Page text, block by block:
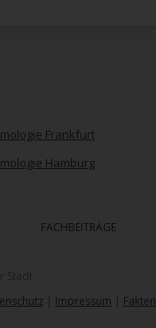
Frankfurt
Hamburg
FACHBEITRÄGE
Impressum Fakten